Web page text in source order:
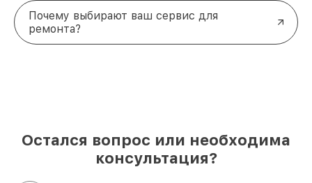
Почему выбирают ваш сервис для
ремонта?
Остался вопрос или необходима
консультация?